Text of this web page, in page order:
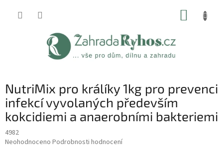
NutriMix pro králíky 1kg pro prevenci
infekcí vyvolaných především
kokcidiemi a anaerobními bakteriemi
4982
Průměrné
Neohodnoceno Podrobnosti hodnocení